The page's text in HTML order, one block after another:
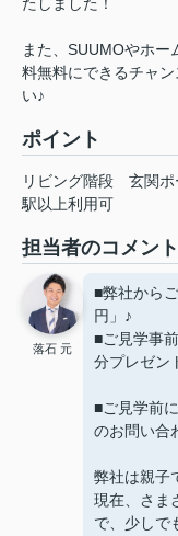
たしました！
また、SUUMOやホー
料無料にできるチャ
い♪
ポイント
リビング階段 玄関ポ
駅以上利用可
担当者のコメント
落石 元
■弊社から
円」♪
■ご見学事
分プレゼン
■ご見学前
のお問い合
弊社は親子
現在、さま
で、少しで